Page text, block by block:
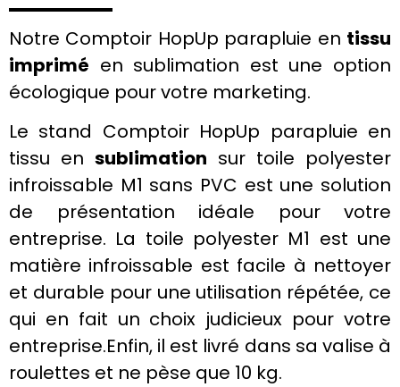
Notre Comptoir HopUp parapluie en tissu
imprimé en sublimation est une option
écologique pour votre marketing.
Le stand Comptoir HopUp parapluie en
tissu en sublimation sur toile polyester
infroissable M1 sans PVC est une solution
de présentation idéale pour votre
entreprise. La toile polyester M1 est une
matière infroissable est facile à nettoyer
et durable pour une utilisation répétée, ce
qui en fait un choix judicieux pour votre
entreprise.Enfin, il est livré dans sa valise à
roulettes et ne pèse que 10 kg.